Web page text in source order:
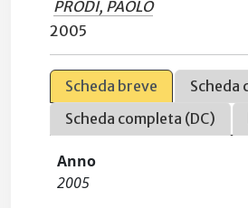
PRODI, PAOLO
2005
Scheda breve
Scheda
Scheda completa (DC)
Anno
2005